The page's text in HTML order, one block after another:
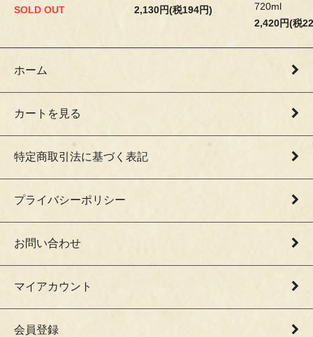
SOLD OUT
2,130円(税194円)
720ml
2,420円(税
ホーム
カートを見る
特定商取引法に基づく表記
プライバシーポリシー
お問い合わせ
マイアカウント
会員登録